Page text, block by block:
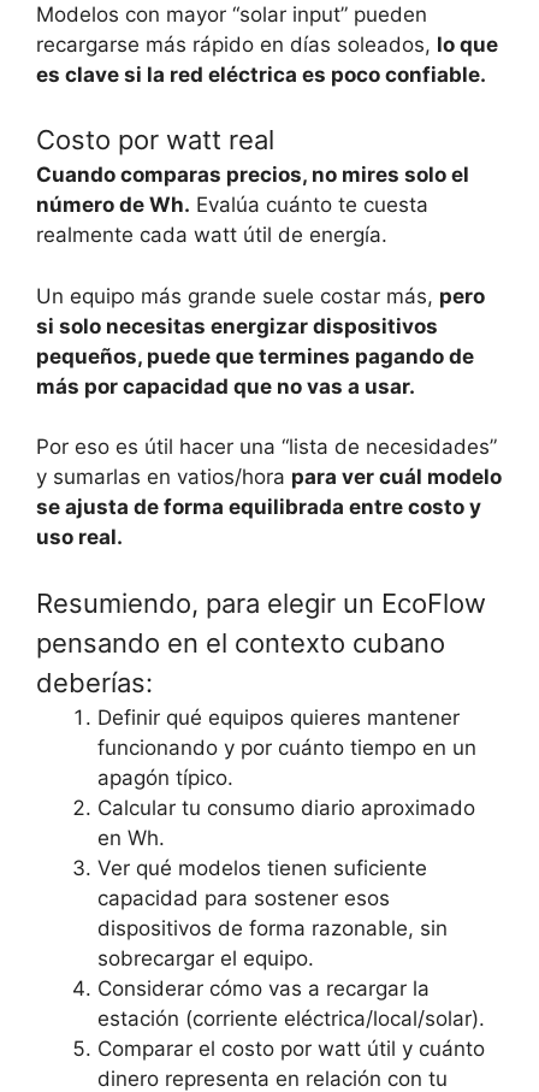
Modelos con mayor “solar input” pueden
recargarse más rápido en días soleados, lo que
es clave si la red eléctrica es poco confiable.
Costo por watt real
Cuando comparas precios, no mires solo el
número de Wh. Evalúa cuánto te cuesta
realmente cada watt útil de energía.
Un equipo más grande suele costar más, pero
si solo necesitas energizar dispositivos
pequeños, puede que termines pagando de
más por capacidad que no vas a usar.
Por eso es útil hacer una “lista de necesidades”
y sumarlas en vatios/hora para ver cuál modelo
se ajusta de forma equilibrada entre costo y
uso real.
Resumiendo, para elegir un EcoFlow
pensando en el contexto cubano
deberías:
Definir qué equipos quieres mantener
funcionando y por cuánto tiempo en un
apagón típico.
Calcular tu consumo diario aproximado
en Wh.
Ver qué modelos tienen suficiente
capacidad para sostener esos
dispositivos de forma razonable, sin
sobrecargar el equipo.
Considerar cómo vas a recargar la
estación (corriente eléctrica/local/solar).
Comparar el costo por watt útil y cuánto
dinero representa en relación con tu